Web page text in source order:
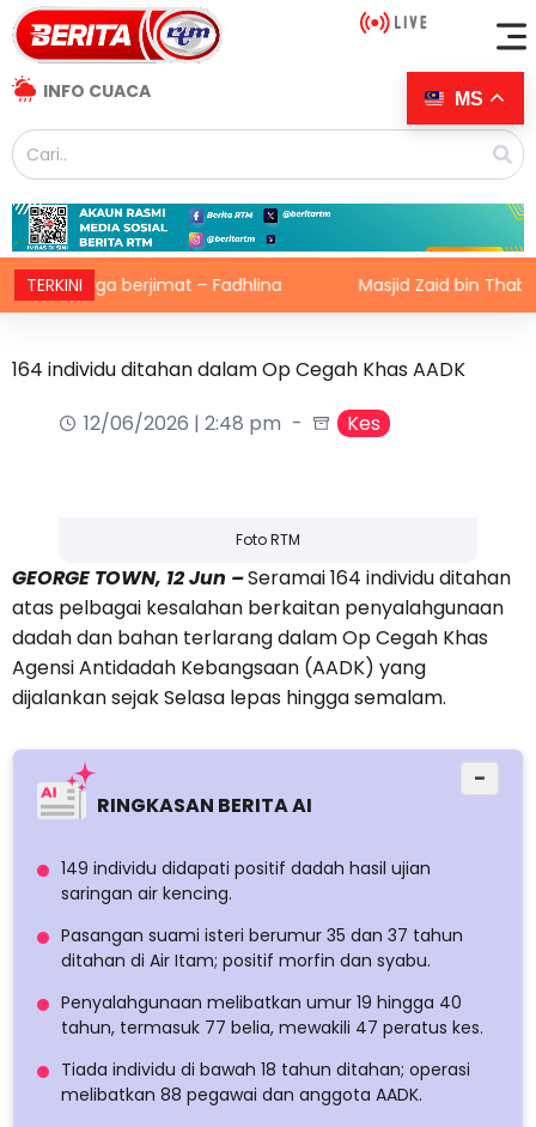
INFO CUACA
TERKINIberjimat – Fadhlina Masjid Zaid bin Thabit
164 individu ditahan dalam Op Cegah Khas AADK
12/06/2026 | 2:48 pm
Kes
Foto RTM
GEORGE TOWN, 12 Jun –Seramai 164 individu ditahan
atas pelbagai kesalahan berkaitan penyalahgunaan
dadah dan bahan terlarang dalam Op Cegah Khas
Agensi Antidadah Kebangsaan (AADK) yang
dijalankan sejak Selasa lepas hingga semalam.
RINGKASAN BERITA AI
−
149 individu didapati positif dadah hasil ujian
saringan air kencing.
Pasangan suami isteri berumur 35 dan 37 tahun
ditahan di Air Itam; positif morfin dan syabu.
Penyalahgunaan melibatkan umur 19 hingga 40
tahun, termasuk 77 belia, mewakili 47 peratus kes.
Tiada individu di bawah 18 tahun ditahan; operasi
melibatkan 88 pegawai dan anggota AADK.
MS